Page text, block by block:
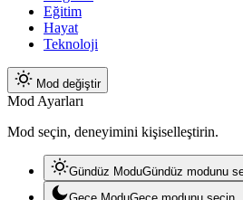
Eğitim
Hayat
Teknoloji
Mod değiştir
Mod Ayarları
Mod seçin, deneyimini kişiselleştirin.
Gündüz ModuGündüz modunu